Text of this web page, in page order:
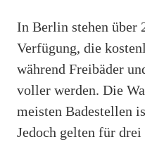
In Berlin stehen über
Verfügung, die
während Freibäder
voller werden. Die
meisten Badestellen
Jedoch gelten für